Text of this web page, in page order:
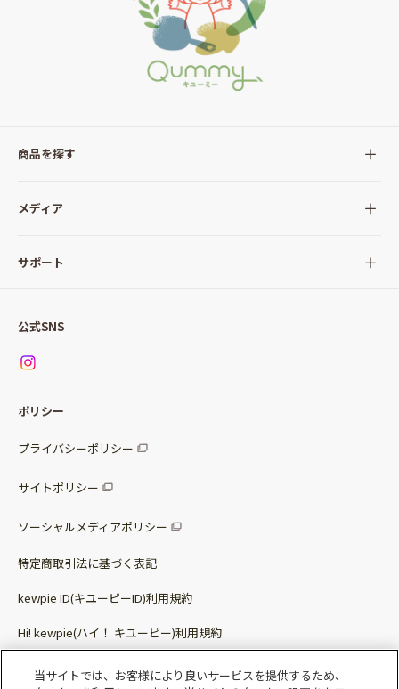
商品を探す
全ての商品
サラダ
パッケージサラダ
惣菜サラダ
調味料
ベビー・幼児食
その他（カレーなど）
メディア
Qummy(キユーミー)について
サポート
お問い合わせ
公式SNS
ポリシー
プライバシーポリシー
サイトポリシー
ソーシャルメディアポリシー
特定商取引法に基づく表記
kewpie ID(キユーピーID)利用規約
Hi! kewpie(ハイ！ キユーピー)利用規約
Qummy(キユーミー)利用規約​
当サイトでは、お客様により良いサービスを提供するため、